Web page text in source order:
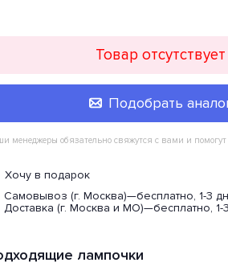
Товар отсутствует
Подобрать
менеджеры обязательно свяжутся с вами и помогут
Хочу в подарок
Самовывоз (г. Москва)—бесплатно, 1-3
Доставка (г. Москва и МО)—бесплатно, 1-
лампочки